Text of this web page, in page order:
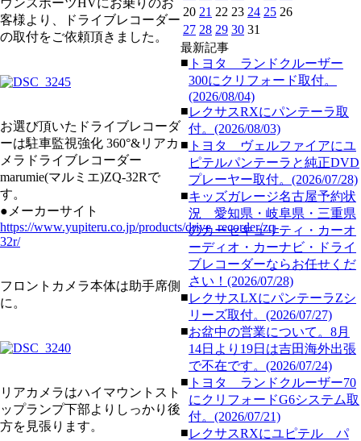
ウンスポーツHVにお乗りのお
客様より、ドライブレコーダー
の取付をご依頼頂きました。
お選び頂いたドライブレコーダ
ーは駐車監視強化 360°&リアカ
メラドライブレコーダー
marumie(マルミエ)ZQ-32Rで
す。
●メーカーサイト
https://www.yupiteru.co.jp/products/drive_recorder/zq-
32r/
フロントカメラ本体は助手席側
に。
リアカメラはハイマウントスト
ップランプ下部よりしっかり後
方を見張ります。
20 21 22 23 24 25 26
27 28 29 30 31
最新記事
■ トヨタ ランドクルーザー
300にクリフォード取付。
(2026/08/04)
■レクサスRXにパンテーラ取
付。(2026/08/03)
■ トヨタ ヴェルファイアにユ
ピテルパンテーラと純正DVD
プレーヤー取付。(2026/07/28)
■キッズガレージ名古屋予約状
況 愛知県・岐阜県・三重県
のカーセキュリティ・カーオ
ーディオ・カーナビ・ドライ
ブレコーダーならお任せくだ
さい！(2026/07/28)
■レクサスLXにパンテーラZシ
リーズ取付。(2026/07/27)
■お盆中の営業について。8月
14日より19日は吉田海外出張
で不在です。(2026/07/24)
■ トヨタ ランドクルーザー70
にクリフォードG6システム取
付。(2026/07/21)
■レクサスRXにユピテル パ